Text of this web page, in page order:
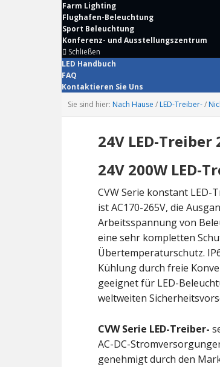
Farm Lighting
Flughafen-Beleuchtung
Sport Beleuchtung
Konferenz- und Ausstellungszentrum
Schließen
LED Handbuch
FAQ
Kontaktieren Sie Uns
Sie sind hier: Nach Hause / LED-Treiber-/
24V LED-Treiber
24V 200W LED-
CVW Serie konstant LED-
ist AC170-265V, die
Arbeitsspannung von
eine sehr kompletten
Übertemperaturschutz.
Kühlung durch freie
geeignet für LED-
weltweiten
CVW Serie LED-Treiber-
AC-DC-
genehmigt durch den